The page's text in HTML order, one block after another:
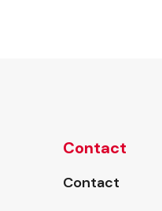
Contact
Contact